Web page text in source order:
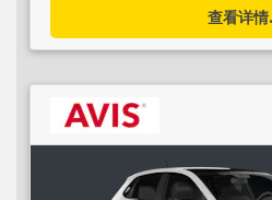
查看详情